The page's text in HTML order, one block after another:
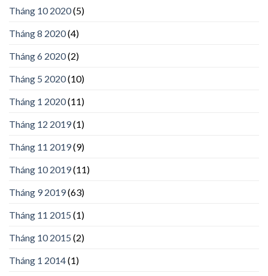
Tháng 10 2020(5)
Tháng 8 2020(4)
Tháng 6 2020(2)
Tháng 5 2020(10)
Tháng 1 2020(11)
Tháng 12 2019(1)
Tháng 11 2019(9)
Tháng 10 2019(11)
Tháng 9 2019(63)
Tháng 11 2015 (1)
Tháng 10 2015 (2)
Tháng 1 2014(1)